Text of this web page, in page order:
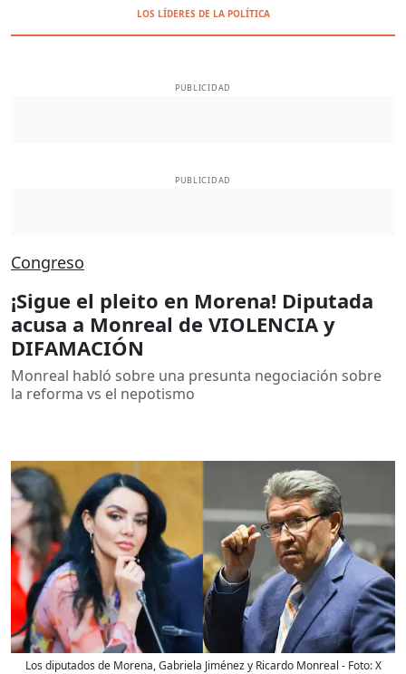
LOS LÍDERES DE LA POLÍTICA
PUBLICIDAD
PUBLICIDAD
Congreso
¡Sigue el pleito en Morena! Diputada
acusa a Monreal de VIOLENCIA y
DIFAMACIÓN
Monreal habló sobre una presunta negociación sobre
la reforma vs el nepotismo
Los diputados de Morena, Gabriela Jiménez y Ricardo Monreal - Foto:X